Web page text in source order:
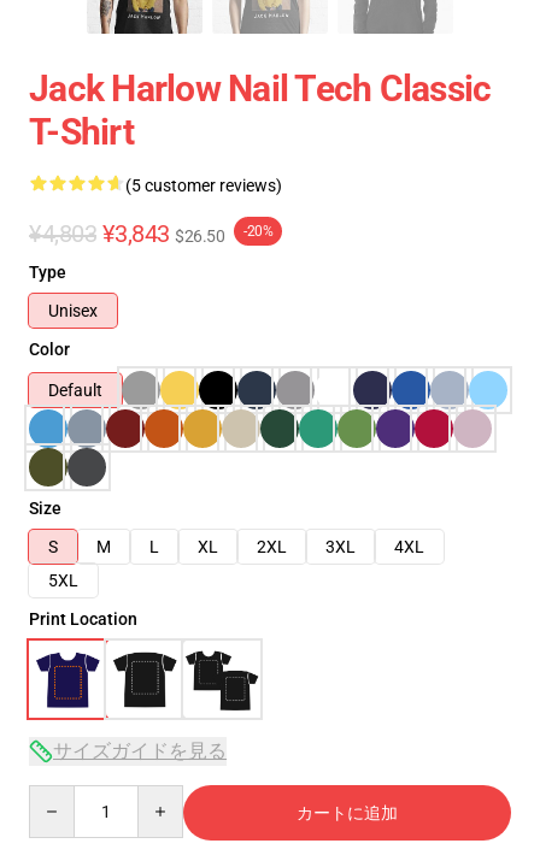
Jack Harlow Nail Tech Classic
T-Shirt
(5 customer reviews)
¥4,803 ¥3,843 $26.50 -20%
Type
Unisex
Color
Default
Size
S
M L XL 2XL 3XL
4XL
5XL
Print Location
サイズガイドを見る
カートに追加